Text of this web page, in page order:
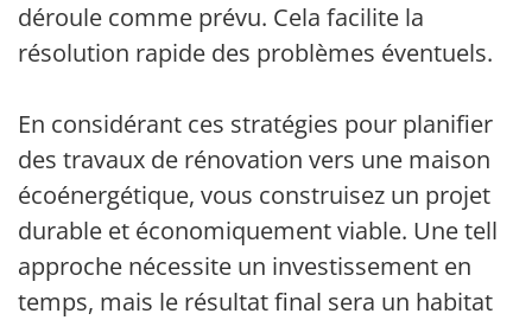
déroule comme prévu. Cela facilite la
résolution rapide des problèmes éventuels.
En considérant ces stratégies pour planifier
des travaux de rénovation vers une maison
écoénergétique, vous construisez un projet
durable et économiquement viable. Une telle
approche nécessite un investissement en
temps, mais le résultat final sera un habitat